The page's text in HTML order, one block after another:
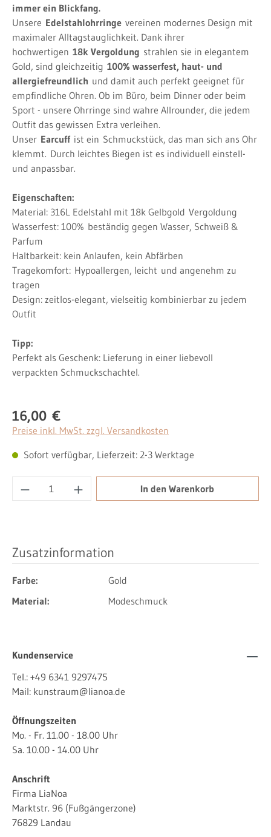
immer ein Blickfang.
Unsere Edelstahlohrringe vereinen modernes Design mit
maximaler Alltagstauglichkeit. Dank ihrer
hochwertigen 18k Vergoldung strahlen sie in elegantem
Gold, sind gleichzeitig 100% wasserfest, haut- und
allergiefreundlich und damit auch perfekt geeignet für
empfindliche Ohren. Ob im Büro, beim Dinner oder beim
Sport - unsere Ohrringe sind wahre Allrounder, die jedem
Outfit das gewissen Extra verleihen.
Unser Earcuff ist ein Schmuckstück, das man sich ans Ohr
klemmt. Durch leichtes Biegen ist es individuell einstell-
und anpassbar.
Eigenschaften:
Material: 316L Edelstahl mit 18k Gelbgold Vergoldung
Wasserfest: 100% beständig gegen Wasser, Schweiß &
Parfum
Haltbarkeit: kein Anlaufen, kein Abfärben
Tragekomfort: Hypoallergen, leicht und angenehm zu
tragen
Design: zeitlos-elegant, vielseitig kombinierbar zu jedem
Outfit
Tipp:
Perfekt als Geschenk: Lieferung in einer liebevoll
verpackten Schmuckschachtel.
Regulärer Preis:
16,00 €
Preise inkl. MwSt. zzgl. Versandkosten
Sofort verfügbar, Lieferzeit: 2-3 Werktage
Produkt Anzahl: Gib den gewünschten
In den Warenkorb
Zusatzinformation
Farbe:
Gold
Material:
Modeschmuck
Kundenservice
Tel.: +49 6341 9297475
Mail: kunstraum@lianoa.de
Öffnungszeiten
Mo. - Fr. 11.00 - 18.00 Uhr
Sa. 10.00 - 14.00 Uhr
Anschrift
Firma LiaNoa
Marktstr. 96 (Fußgängerzone)
76829 Landau